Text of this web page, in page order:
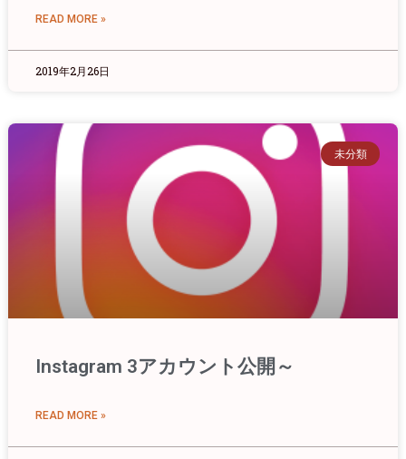
READ MORE »
2019年2月26日
未分類
Instagram 3アカウント公開～
READ MORE »